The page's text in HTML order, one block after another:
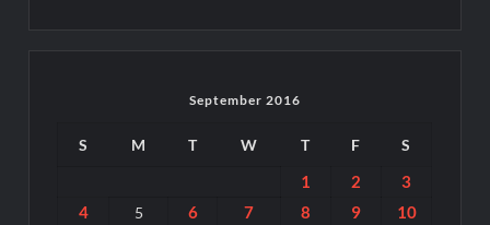
September 2016
S M T W T F S
1 2
3
4
5 6 7 8 9
10